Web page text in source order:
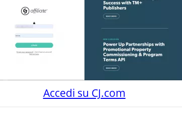
Accedi su CJ.com